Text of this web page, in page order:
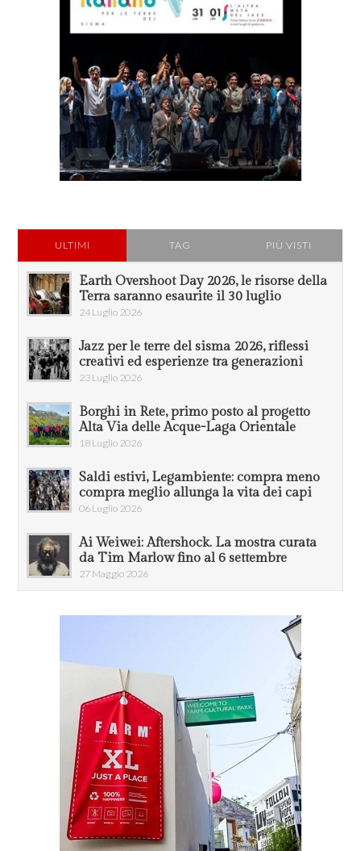
ULTIMI TAG PIÙ VISTI
Earth Overshoot Day 2026, le risorse della
Terra saranno esaurite il 30 luglio
24 Luglio 2026
Jazz per le terre del sisma 2026, riflessi
creativi ed esperienze tra generazioni
23 Luglio 2026
Borghi in Rete, primo posto al progetto
Alta Via delle Acque-Laga Orientale
18 Luglio 2026
Saldi estivi, Legambiente: compra meno
compra meglio allunga la vita dei capi
06 Luglio 2026
Ai Weiwei: Aftershock. La mostra curata
da Tim Marlow fino al 6 settembre
27 Maggio 2026